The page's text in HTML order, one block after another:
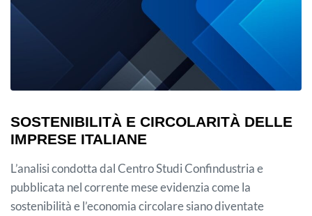
SOSTENIBILITÀ E CIRCOLARITÀ DELLE
IMPRESE ITALIANE
L’analisi condotta dal Centro Studi Confindustria e
pubblicata nel corrente mese evidenzia come la
sostenibilità e l’economia circolare siano diventate